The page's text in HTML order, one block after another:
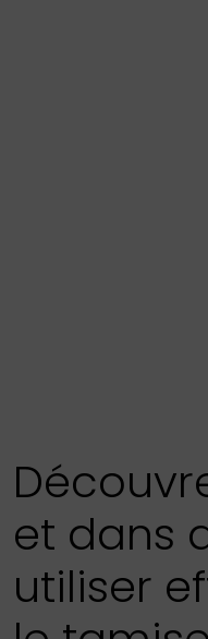
et dans
utiliser